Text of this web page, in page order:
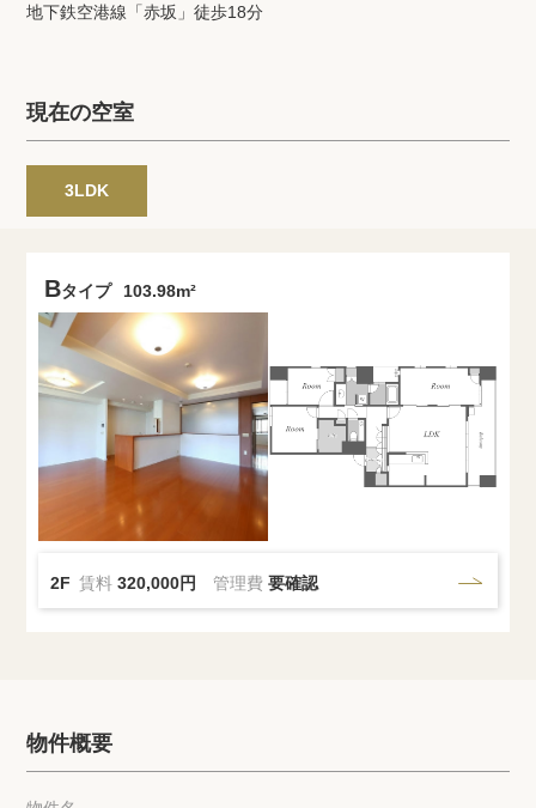
高級賃貸物件トピック
商標について
地下鉄空港線「赤坂」徒歩18分
現在の空室
3LDK
Bタイプ 103.98m²
2F 賃料320,000円 管理費要確認
物件概要